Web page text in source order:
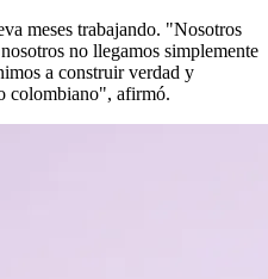
meses trabajando. "Nosotros
no llegamos simplemente
a construir verdad y
colombiano", afirmó.